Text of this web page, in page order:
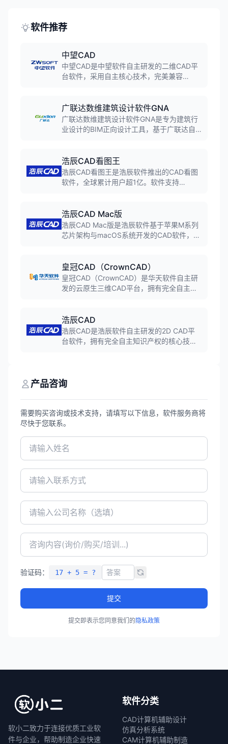
软件推荐
中望CAD
中望CAD是中望软件自主研发的二维CAD平
台软件，采用自主核心技术，完美兼容
口，广泛应用于机械、建筑、电子等工程设
计领域，是国产CAD软件的标杆产品。
广联达数维建筑设计软件GNA
广联达数维建筑设计软件GNA是专为建筑行
业设计的BIM正向设计工具，基于广联达自
意到施工图的全流程数字化设计。
浩辰CAD看图王
浩辰CAD看图王是浩辰软件推出的CAD看图
软件，全球累计用户超1亿。软件支持
电脑手机平板都能看图改图。
浩辰CAD Mac版
浩辰CAD Mac版是浩辰软件基于苹果M系列
芯片架构与macOS系统开发的CAD软件，实
现原生级跃升，深度适配苹果交互体验。
皇冠CAD（CrownCAD）
皇冠CAD（CrownCAD）是华天软件自主研
发的云原生三维CAD平台，拥有完全自主的
设计助手华小云，注册用户超47万，广泛应
用于航空航天、汽车制造等高端制造领域。
浩辰CAD
浩辰CAD是浩辰软件自主研发的2D CAD平
台软件，拥有完全自主知识产权的核心技
行，广泛应用于工程建设、制造业等领域。
产品咨询
需要购买咨询或技术支持，请填写以下信息，软件服务商将
尽快于您联系。
验证码： 17 + 5 = ?
提交
提交即表示您同意我们的隐私政策
软小二致力于连接优质工业软
件与企业，帮助制造企业快速
软件分类
CAD计算机辅助设计
仿真分析系统
CAM计算机辅助制造